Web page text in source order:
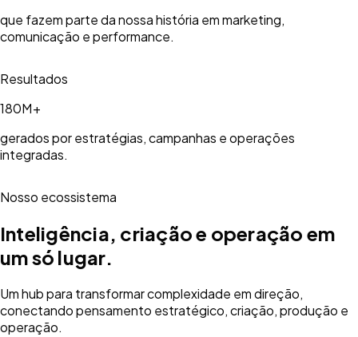
que fazem parte da nossa história em marketing,
comunicação e performance.
Resultados
180M+
gerados por estratégias, campanhas e operações
integradas.
Nosso ecossistema
Inteligência, criação e operação em
um só lugar.
Um hub para transformar complexidade em direção,
conectando pensamento estratégico, criação, produção e
operação.